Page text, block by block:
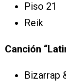
Piso 21
Reik
Canción
Bizarrap